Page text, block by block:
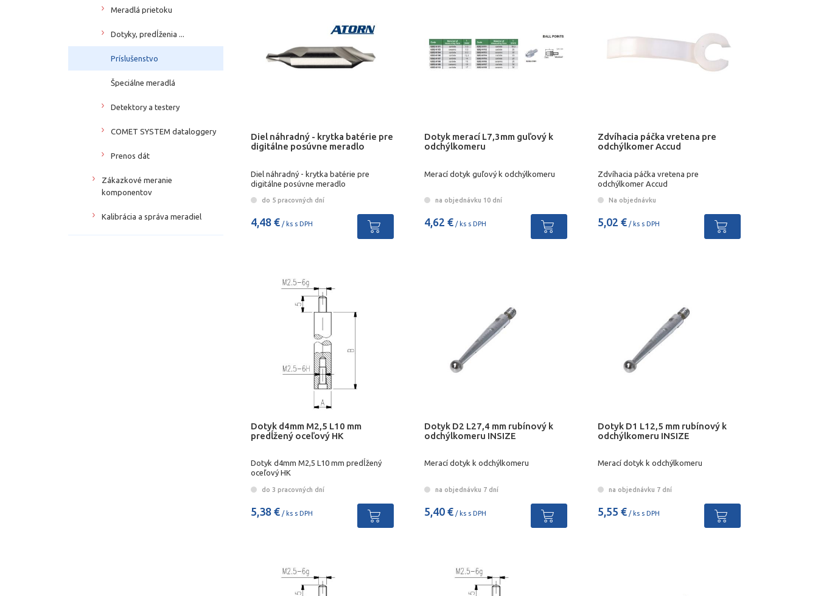
Diel náhradný - krytka batérie pre
digitálne posúvne meradlo
Diel náhradný - krytka batérie pre
digitálne posúvne meradlo
do 5 pracovných dní
4,48 € / ks s DPH
Dotyk merací L7,3mm guľový k
odchýlkomeru
Merací dotyk guľový k odchýlkomeru
na objednávku 10 dní
4,62 €/ ks s DPH
Zdvíhacia páčka vretena pre
odchýlkomer Accud
Zdvíhacia páčka vretena pre
odchýlkomer Accud
Na objednávku
5,02 €/ ks s DPH
Dotyk d4mm M2,5 L10 mm
predĺžený oceľový HK
Dotyk d4mm M2,5 L10 mm predĺžený
oceľový HK
do 3 pracovných dní
5,38 € / ks s DPH
Dotyk D2 L27,4 mm rubínový k
odchýlkomeru INSIZE
Merací dotyk k odchýlkomeru
na objednávku 7 dní
5,40 €/ ks s DPH
Dotyk D1 L12,5 mm rubínový k
odchýlkomeru INSIZE
Merací dotyk k odchýlkomeru
na objednávku 7 dní
5,55 €/ ks s DPH
Meradlá prietoku
Dotyky, predĺženia ...
Príslušenstvo
Špeciálne meradlá
Detektory a testery
COMET SYSTEM dataloggery
Prenos dát
Zákazkové meranie
komponentov
Kalibrácia a správa meradiel